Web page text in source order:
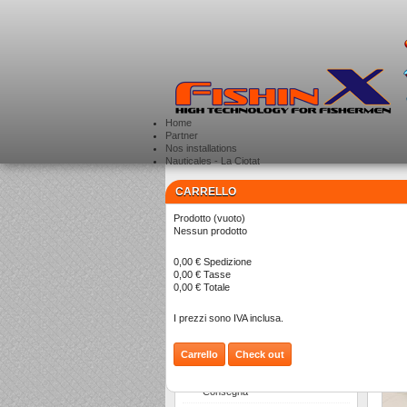
Home
Partner
Nos installations
Nauticales - La Ciotat
CARRELLO
Prodotto (vuoto)
Nessun prodotto
0,00 € Spedizione
0,00 € Tasse
0,00 € Totale
I prezzi sono IVA inclusa.
Carrello Check out
CATEGORIE
INFORMAZIONI
Consegna
>